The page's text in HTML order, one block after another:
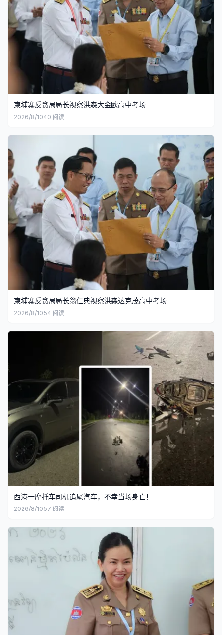
柬埔寨反贪局局长视察洪森大金欧高中考场
2026/8/1040 阅读
柬埔寨反贪局局长翁仁典视察洪森达克茂高中考场
2026/8/1054 阅读
西港一摩托车司机追尾汽车，不幸当场身亡！
2026/8/1057 阅读